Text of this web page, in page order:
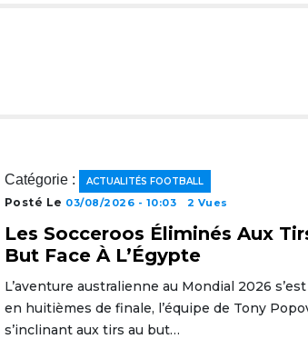
Catégorie : ACTUALITÉS FOOTBALL
Posté Le 03/08/2026 - 10:03 2 Vues
Les Socceroos Éliminés Aux
But Face À L’Égypte
L’aventure australienne au Mondial 2026
en huitièmes de finale, l’équipe de Tony
s’inclinant aux tirs au but…